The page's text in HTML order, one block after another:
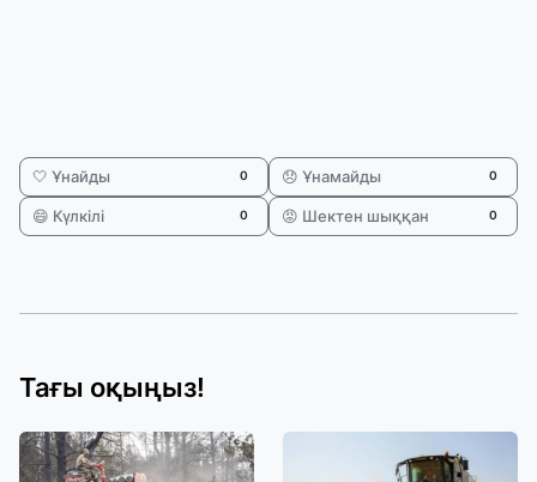
🤍 Ұнайды 0 😞 Ұнамайды 0
😄 Күлкілі 0 😡 Шектен шыққан 0
Тағы оқыңыз!